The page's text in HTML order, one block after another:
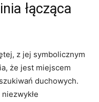
łącząca
z jej symbolicznym
że jest miejscem
duchowych.